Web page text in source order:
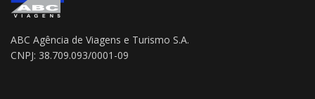
ABC Agência de Viagens e Turismo S.A.
CNPJ: 38.709.093/0001-09